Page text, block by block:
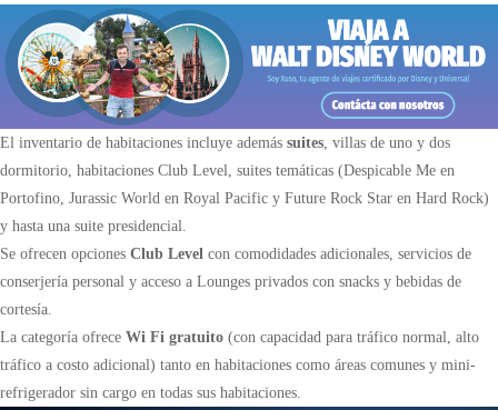
El inventario de habitaciones incluye además suites , villas de uno y dos
dormitorio, habitaciones Club Level, suites temáticas (Despicable Me en
Portofino, Jurassic World en Royal Pacific y Future Rock Star en Hard Rock)
y hasta una suite presidencial.
Se ofrecen opciones Club Level con comodidades adicionales, servicios de
conserjería personal y acceso a Lounges privados con snacks y bebidas de
cortesía.
La categoría ofrece Wi Fi gratuito (con capacidad para tráfico normal, alto
tráfico a costo adicional) tanto en habitaciones como áreas comunes y mini-
refrigerador sin cargo en todas sus habitaciones.